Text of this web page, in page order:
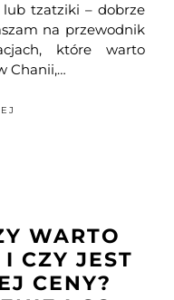
lub tzatziki – dobrze
na przewodnik
które warto
Chanii,…
WARTO
CZY JEST
CENY?